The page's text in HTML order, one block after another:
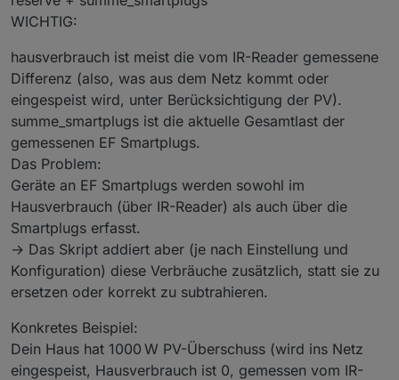
WICHTIG:
hausverbrauch ist meist die vom IR-Reader gemessene
Differenz (also, was aus dem Netz kommt oder
eingespeist wird, unter Berücksichtigung der PV).
summe_smartplugs ist die aktuelle Gesamtlast der
gemessenen EF Smartplugs.
Das Problem:
Geräte an EF Smartplugs werden sowohl im
Hausverbrauch (über IR-Reader) als auch über die
Smartplugs erfasst.
→ Das Skript addiert aber (je nach Einstellung und
Konfiguration) diese Verbräuche zusätzlich, statt sie zu
ersetzen oder korrekt zu subtrahieren.
Konkretes Beispiel:
Dein Haus hat 1000 W PV-Überschuss (wird ins Netz
eingespeist, Hausverbrauch ist 0, gemessen vom IR-